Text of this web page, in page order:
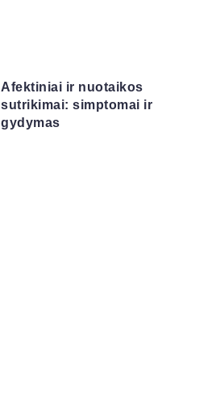
Afektiniai ir nuotaikos
sutrikimai: simptomai ir
gydymas